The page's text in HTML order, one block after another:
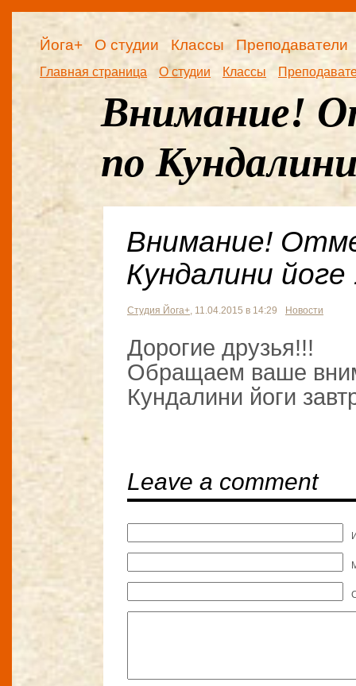
Йога+ О студии Классы Преподаватели
Главная страница О студии Классы
Внимание!
по
Внимание!
Кундалини йоге
Студия Йога+ , 11.04.2015 в 14:29 Новости
Дорогие друзья!!!
Обращаем ваше
Кундалини йоги
Leave a comment